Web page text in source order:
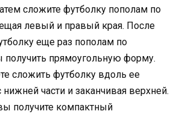
сложите футболку пополам по
левый и правый края. После
еще раз пополам по
получить прямоугольную форму.
сложить футболку вдоль ее
части и заканчивая верхней.
получите компактный